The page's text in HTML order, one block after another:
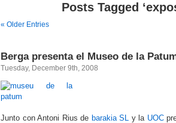
Posts Tagged
« Older Entries
Berga presenta el Museo de la
Tuesday, December 9th, 2008
Junto con Antoni Rius de barakia SL y la UOC